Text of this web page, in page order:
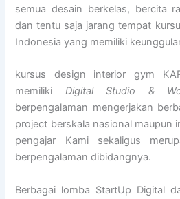
semua desain berkelas, bercita
dan tentu saja jarang tempat
Indonesia yang memiliki
kursus design interior gym
memiliki Digital Studio &
berpengalaman mengerjakan
project berskala nasional maupun
pengajar Kami sekaligus
berpengalaman dibidangnya.
Berbagai lomba StartUp Digital